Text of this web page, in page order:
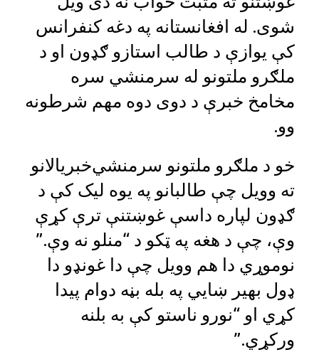
شوی. له افغانستانه په دغه کنفرانس
کې یوازې د طالب استازو ګډون او د
ملګرو ملتونو له سرمنشي‌ سره
مخامخ خبرې د دوی دوه مهم شرطونه
وو.‌
خو د ملګرو ملتونو سرمنشي‌خبریالانو
ته وویل چې طالبانو په یوه لیک کې د
ګډون لپاره داسې غوښتنې ترې کړې
وې،‌ چې د هغه په ټکو د “منلو نه وې.”
نوموړي دا هم وویل چې دا غونډو دا
ډول بهیر ښايي‌ په بله بڼه دوام پیدا
کړي او “نورو ناستو کې به بلنه
ورکړي.”